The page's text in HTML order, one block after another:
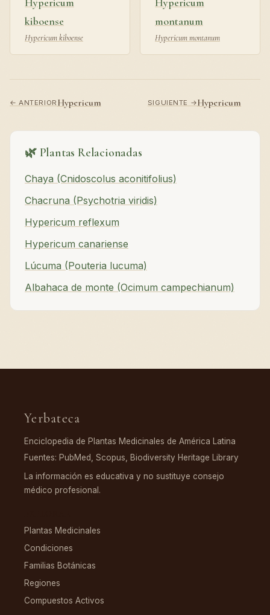
Hypericum
kiboense
Hypericum kiboense
Hypericum
montanum
Hypericum montanum
← ANTERIORHypericum SIGUIENTE →Hypericum
🌿 Plantas Relacionadas
Chaya (Cnidoscolus aconitifolius)
Chacruna (Psychotria viridis)
Hypericum reflexum
Hypericum canariense
Lúcuma (Pouteria lucuma)
Albahaca de monte (Ocimum campechianum)
Yerbateca
Enciclopedia de Plantas Medicinales de América Latina
Fuentes: PubMed, Scopus, Biodiversity Heritage Library
La información es educativa y no sustituye consejo
médico profesional.
Plantas Medicinales
Condiciones
Familias Botánicas
Regiones
Compuestos Activos